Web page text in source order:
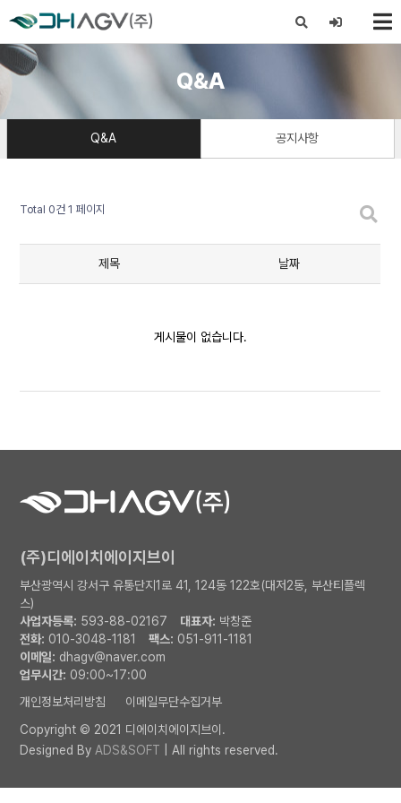
Q&A
Q&A 공지사항
Total 0건 1 페이지
제목 날짜
게시물이 없습니다.
(주)디에이치에이지브이
부산광역시 강서구 유통단지1로 41, 124동 122호(대저2동, 부산티플렉
스)
사업자등록: 593-88-02167 대표자: 박창준
전화: 010-3048-1181 팩스: 051-911-1181
이메일: dhagv@naver.com
업무시간: 09:00~17:00
개인정보처리방침
이메일무단수집거부
Copyright © 2021 디에이치에이지브이.
Designed By ADS&SOFT | All rights reserved.